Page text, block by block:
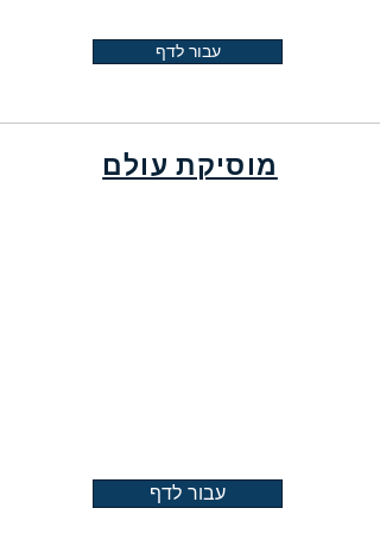
עבור לדף
מוסיקת עולם
עבור לדף